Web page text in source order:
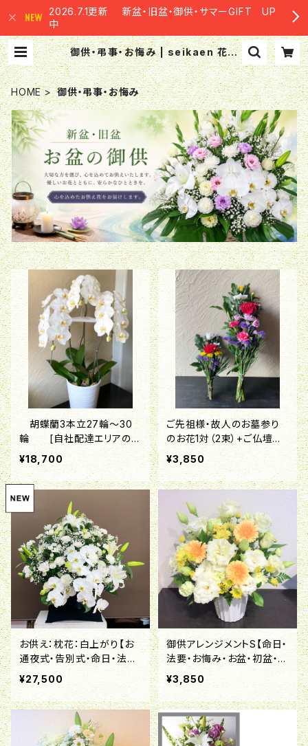
2026.7.1更新 新盆・旧盆・御供・サマーGIFT UP
中
御供・弔事・お悔み | seikaen 花の
生華園
HOME 御供・弔事・お悔み
胡蝶蘭3本立27輪～30
輪 [自社配達エリアのみ
対応品]
¥18,700
ご先祖様・故人のお墓参り
のお花1対（2束）+ご仏壇用
仏花1束の3点セット 【命
日・月命日・お彼岸・お盆・新
盆】
¥3,850
お供え：枕花：白上がり【お
通夜式・告別式・命日・法
要・お悔み・お盆・初盆・お彼
岸・喪中はがきが届いたら】
¥27,500
御供アレンジメントS【命日・
法要・お悔み・お盆・初盆・お
彼岸・喪中はがきが届いた
ら】
¥3,850